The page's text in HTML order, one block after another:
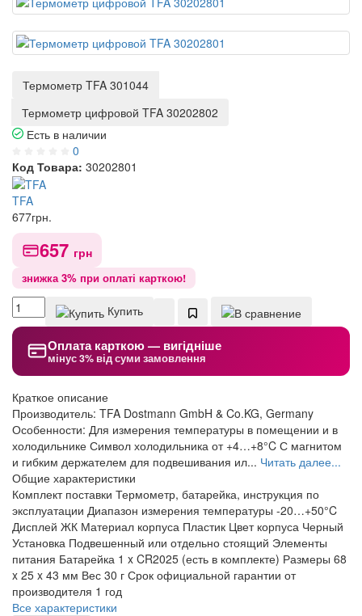
Термометр TFA 301044
Термометр цифровой TFA 30202802
Есть в наличии
0
Код Товара: 30202801
TFA
677грн.
657 грн
знижка 3% при оплаті карткою!
Купить
Оплата карткою — вигідніше
мінус 3% від суми замовлення
Краткое описание
Производитель: TFA Dostmann GmbH & Co.KG, Germany
Особенности: Для измерения температуры в помещении и в
холодильнике Символ холодильника от +4…+8°C С магнитом
и гибким держателем для подвешивания ил... Читать далее...
Общие характеристики
Комплект поставки Термометр, батарейка, инструкция по
эксплуатации Диапазон измерения температуры -20…+50°C
Дисплей ЖК Материал корпуса Пластик Цвет корпуса Черный
Установка Подвешенный или отдельно стоящий Элементы
питания Батарейка 1 x CR2025 (есть в комплекте) Размеры 68
x 25 x 43 мм Вес 30 г Срок официальной гарантии от
производителя 1 год
Все характеристики